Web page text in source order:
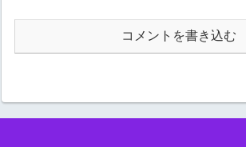
コメントを書き込む